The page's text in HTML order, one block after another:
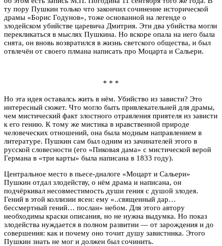
ту пору Пушкин только что закончил сочинение исторической
драмы «Борис Годунов», тоже основанной на легенде о
злодейском убийстве царевича Дмитрия. Эти два убийства могли
перекликаться в мыслях Пушкина. Но вскоре опала на него была
снята, он вновь возвратился в жизнь светского общества, и был
отвлечён от своего плмана написать про Моцарта и Сальери.
* * *
Но эта идея оставалсь жить в нём. Убийство из зависти? Это
интересный сюжет. Что могло быть привлекательней для драмы,
чем мистический факт злостного отравления приятеля из зависти
к его гению. К тому же мистика в нравственной природе
человеческих отношений, она была модным направлением в
литературе. Пушкин сам был одним из зачинателей этого в
русской словесности (его «Пиковая дама» с мистической верой
Германа в «три карты» была написана в 1833 году).
Центральное место в пьесе-диалоге «Моцарт и Сальери»
Пушкин отдал злодейству, о нём драма и написана, он
подчёркивал несовместимость души гения с душой злодея.
Гений в этой коллизии ясен: ему «..священный дар…
бессмертный гений… послан» небом. Для этого автору
необходимы краски описания, но не нужна выдумка. Но показ
злодейства нуждается в полном развитии — от зарождения и до
совершения: как и почему оно точит душу завистника. Этого
Пушкин знать не мог и должен был сочинить.